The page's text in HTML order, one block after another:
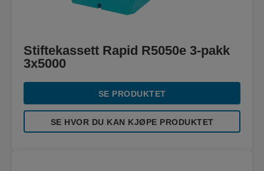
Stiftekassett Rapid R5050e 3-pakk
3x5000
SE PRODUKTET
SE HVOR DU KAN KJØPE PRODUKTET